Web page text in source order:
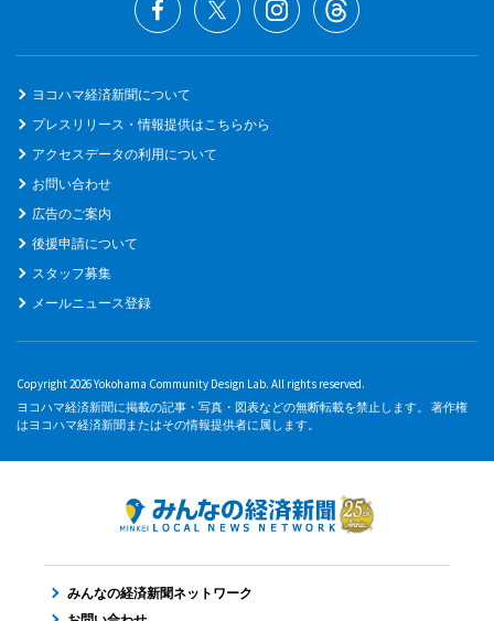
ヨコハマ経済新聞について
プレスリリース・情報提供はこちらから
アクセスデータの利用について
お問い合わせ
広告のご案内
後援申請について
スタッフ募集
メールニュース登録
Copyright 2026 Yokohama Community Design Lab. All rights reserved.
ヨコハマ経済新聞に掲載の記事・写真・図表などの無断転載を禁止します。 著作権
はヨコハマ経済新聞またはその情報提供者に属します。
みんなの経済新聞ネットワーク